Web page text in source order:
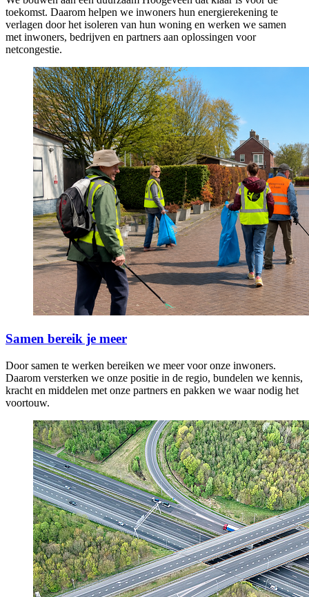
toekomst. Daarom helpen we inwoners hun energierekening te
verlagen door het isoleren van hun woning en werken we samen
met inwoners, bedrijven en partners aan oplossingen voor
netcongestie.
Samen bereik je meer
Door samen te werken bereiken we meer voor onze inwoners.
Daarom versterken we onze positie in de regio, bundelen we kennis,
kracht en middelen met onze partners en pakken we waar nodig het
voortouw.